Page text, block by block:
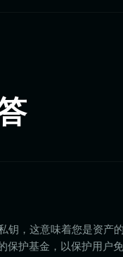
钥，这意味着您是资产
保护基金，以保护用户